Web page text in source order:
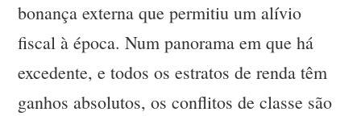
bonança externa que permitiu um alívio
fiscal à época. Num panorama em que há
excedente, e todos os estratos de renda têm
ganhos absolutos, os conflitos de classe são